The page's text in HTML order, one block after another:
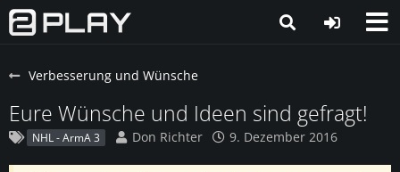
Verbesserung und Wünsche
Eure Wünsche und Ideen sind gefragt!
NHL - ArmA 3 Don Richter 9. Dezember 2016